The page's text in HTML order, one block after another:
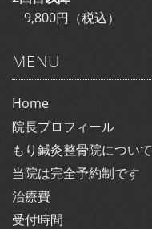
9,800円（税込）
MENU
Home
院長プロフィール
もり鍼灸整骨院について
当院は完全予約制です
治療費
受付時間